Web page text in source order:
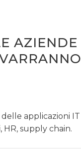
AZIENDE
delle applicazioni IT
supply chain.